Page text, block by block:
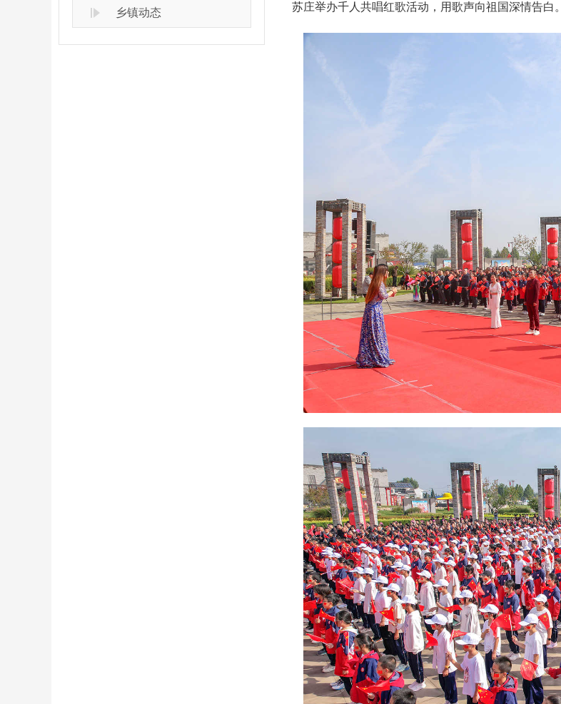
乡镇动态
苏庄举办千人共唱红歌活动，用歌声向祖国深情告白。